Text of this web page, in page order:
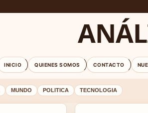
INICIO QUIENES SOMOS CONTACTO
MUNDO POLITICA TECNOLOGIA